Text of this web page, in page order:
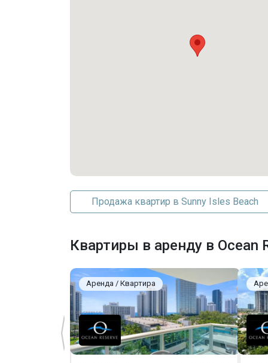
Удобства комплекса
Спа Джакузи
Парковка
Парковка на объекте
Крытый паркинг
Гараж
Консьерж на парковке
Автоматические ворота
Продажа квартир в Sunny Isles Beach
Квартиры в аренду в Ocean
Аренда / Квартира